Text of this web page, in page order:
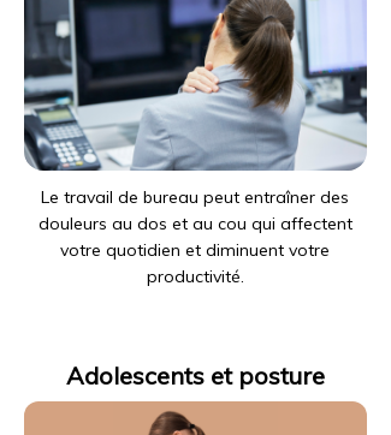
Le travail de bureau peut entraîner des
douleurs au dos et au cou qui affectent
votre quotidien et diminuent votre
productivité.
Adolescents et posture